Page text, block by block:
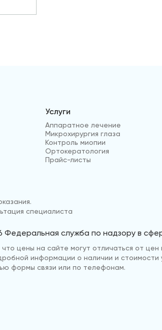
Услуги
Аппаратное лечение
Микрохирургия глаза
Контроль миопии
Ортокератология
Прайс-листы
специалиста
Федеральная служба по надзору в
цены на сайте могут отличаться от цен
информации о наличии и стоимости
формы связи или по телефонам.